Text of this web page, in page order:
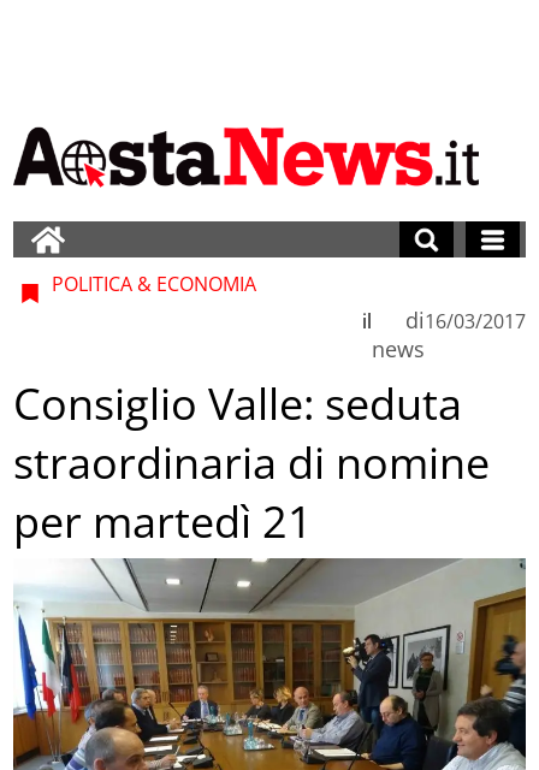
POLITICA & ECONOMIA
di
news
il 16/03/2017
Consiglio Valle: seduta
straordinaria di nomine
per martedì 21